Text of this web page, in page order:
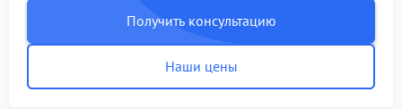
Получить консультацию
Наши цены